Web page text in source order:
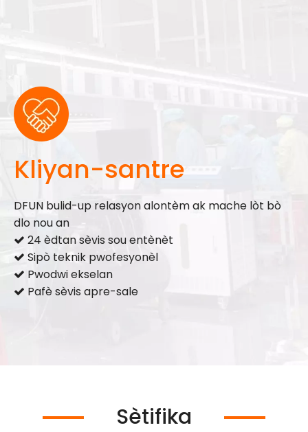
Kliyan-santre
DFUN bulid-up relasyon alontèm ak mache lòt bò
dlo nou an
 24 èdtan sèvis sou entènèt
 Sipò teknik pwofesyonèl
 Pwodwi ekselan
 Pafè sèvis apre-sale
Sètifika